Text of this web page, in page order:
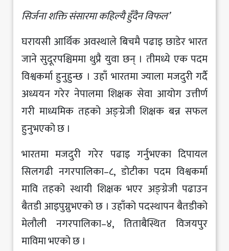
सिर्जना शक्ति संसारमा कहिल्यै हुँदैन विफल’
घरायसी आर्थिक अवस्थाले बिचमै पढाइ छाडेर भारत
जाने सुदूरपश्चिममा थुप्रै युवा छन् । तीमध्ये एक पदम
विश्वकर्मा हुनुहुन्छ । उहाँ भारतमा ज्याला मजदुरी गर्दै
अध्ययन गरेर नेपालमा शिक्षक सेवा आयोग उत्तीर्ण
गरी माध्यमिक तहको अङ्ग्रेजी शिक्षक बन्न सफल
हुनुभएको छ ।
भारतमा मजदुरी गरेर पढाइ गर्नुभएका दिपायल
सिलगढी नगरपालिका–८, डोटीका पदम विश्वकर्मा
मावि तहको स्थायी शिक्षक भएर अङ्ग्रेजी पढाउन
बैतडी आइपुग्नुभएको छ । उहाँको पदस्थापन बैतडीको
मेलौली नगरपालिका–४, तिताबैस्थित विजयपुर
माविमा भएको छ ।